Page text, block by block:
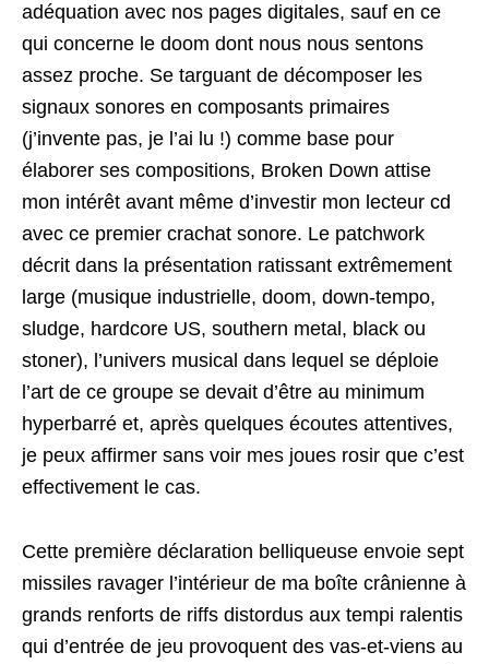
adéquation avec nos pages digitales, sauf en ce
qui concerne le doom dont nous nous sentons
assez proche. Se targuant de décomposer les
signaux sonores en composants primaires
(j’invente pas, je l’ai lu !) comme base pour
élaborer ses compositions, Broken Down attise
mon intérêt avant même d’investir mon lecteur cd
avec ce premier crachat sonore. Le patchwork
décrit dans la présentation ratissant extrêmement
large (musique industrielle, doom, down-tempo,
sludge, hardcore US, southern metal, black ou
stoner), l’univers musical dans lequel se déploie
l’art de ce groupe se devait d’être au minimum
hyperbarré et, après quelques écoutes attentives,
je peux affirmer sans voir mes joues rosir que c’est
effectivement le cas.
Cette première déclaration belliqueuse envoie sept
missiles ravager l’intérieur de ma boîte crânienne à
grands renforts de riffs distordus aux tempi ralentis
qui d’entrée de jeu provoquent des vas-et-viens au